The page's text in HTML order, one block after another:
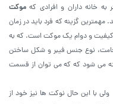
خانه داران و افرادی که موکت
گزینه که فرد باید در زمان
کیفیت و دوام یک موکت است. که به
نوع جنس فیبر و شکل ساختن
می شود که که می توان از قسمت
با این حال نوکت ها نیز خود از